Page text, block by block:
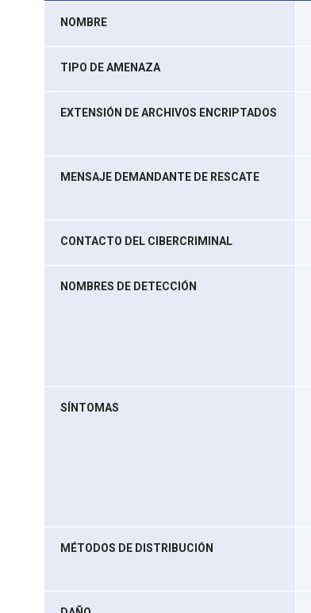
NOMBRE
TIPO DE AMENAZA
EXTENSIÓN DE ARCHIVOS ENCRIPTADOS
MENSAJE DEMANDANTE DE RESCATE
CONTACTO DEL CIBERCRIMINAL
NOMBRES DE DETECCIÓN
SÍNTOMAS
MÉTODOS DE DISTRIBUCIÓN